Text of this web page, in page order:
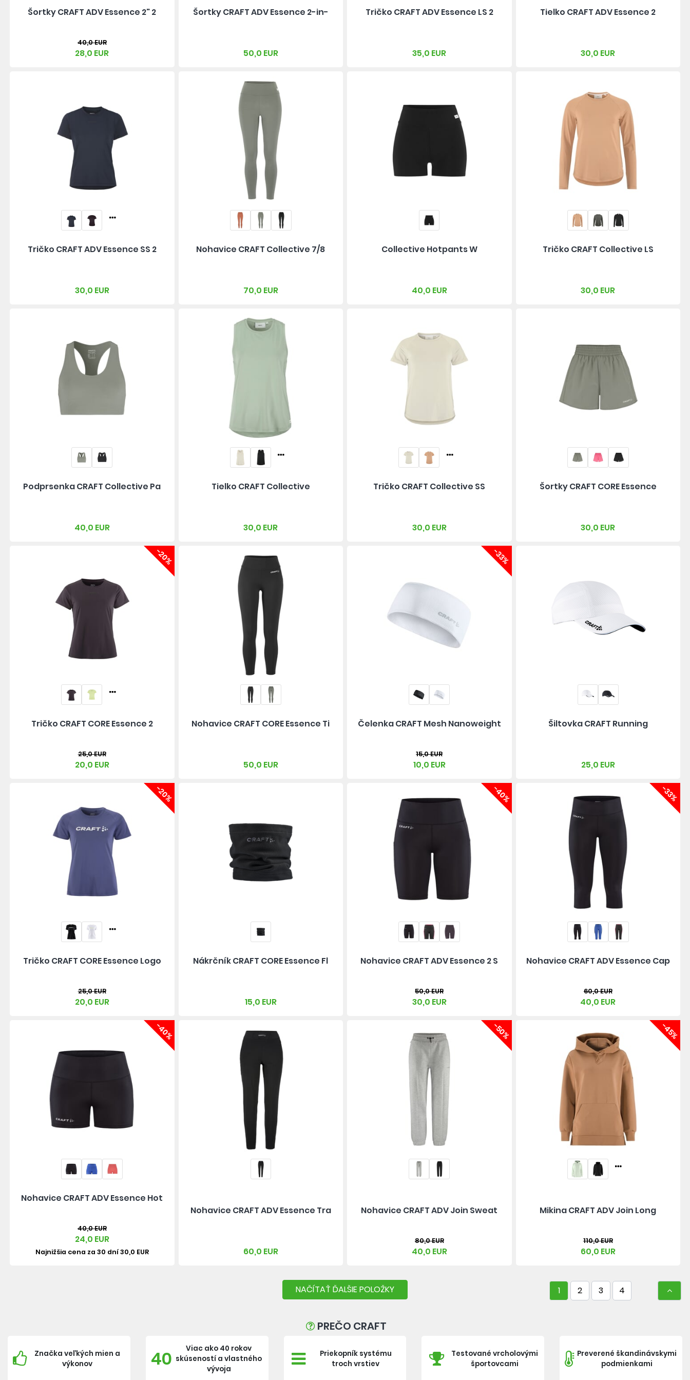
Šortky CRAFT ADV Essence 2" 2
40,0 EUR
28,0 EUR
Šortky CRAFT ADV Essence 2-in-
50,0 EUR
Tričko CRAFT ADV Essence LS 2
35,0 EUR
Tielko CRAFT ADV Essence 2
30,0 EUR
Tričko CRAFT ADV Essence SS 2
30,0 EUR
Nohavice CRAFT Collective 7/8
70,0 EUR
Collective Hotpants W
40,0 EUR
Tričko CRAFT Collective LS
30,0 EUR
Podprsenka CRAFT Collective Pa
40,0 EUR
Tielko CRAFT Collective
30,0 EUR
Tričko CRAFT Collective SS
30,0 EUR
Šortky CRAFT CORE Essence
30,0 EUR
-20%
Tričko CRAFT CORE Essence 2
25,0 EUR
20,0 EUR
Nohavice CRAFT CORE Essence Ti
50,0 EUR
-33%
Čelenka CRAFT Mesh Nanoweight
15,0 EUR
10,0 EUR
Šiltovka CRAFT Running
25,0 EUR
-20%
Tričko CRAFT CORE Essence Logo
25,0 EUR
20,0 EUR
Nákrčník CRAFT CORE Essence Fl
15,0 EUR
-40%
Nohavice CRAFT ADV Essence 2 S
50,0 EUR
30,0 EUR
-33%
Nohavice CRAFT ADV Essence Cap
60,0 EUR
40,0 EUR
-40%
Nohavice CRAFT ADV Essence Hot
40,0 EUR
24,0 EUR
Najnižšia cena za 30 dní 30,0 EUR
Nohavice CRAFT ADV Essence Tra
60,0 EUR
-50%
Nohavice CRAFT ADV Join Sweat
80,0 EUR
40,0 EUR
-45%
Mikina CRAFT ADV Join Long
110,0 EUR
60,0 EUR
NAČÍTAŤ ĎALŠIE POLOŽKY 1 2 3 4
PREČO CRAFT
Značka veľkých mien a
výkonov
40
Viac ako 40 rokov
skúseností a vlastného
vývoja
Priekopník systému
troch vrstiev
Testované vrcholovými
športovcami
Preverené škandinávskymi
podmienkami